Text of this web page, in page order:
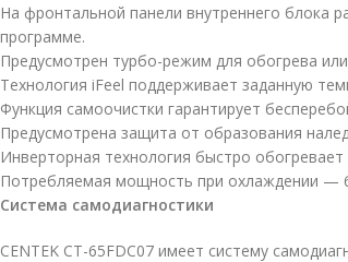
На фронтальной панели внутреннего блока
программе.
Предусмотрен турбо-режим для обогрева
Технология iFeel поддерживает заданную
Функция самоочистки гарантирует
Предусмотрена защита от образования
Инверторная технология быстро
Потребляемая мощность при охлаждении —
Система самодиагностики
CENTEK CT-65FDC07 имеет систему